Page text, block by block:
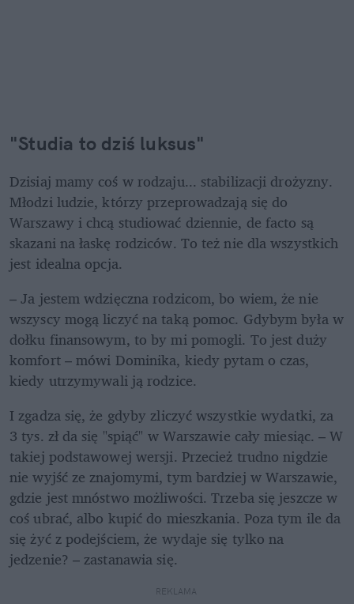
"Studia to dziś luksus"
Dzisiaj mamy coś w rodzaju... stabilizacji drożyzny.
Młodzi ludzie, którzy przeprowadzają się do
Warszawy i chcą studiować dziennie, de facto są
skazani na łaskę rodziców. To też nie dla wszystkich
jest idealna opcja.
– Ja jestem wdzięczna rodzicom, bo wiem, że nie
wszyscy mogą liczyć na taką pomoc. Gdybym była w
dołku finansowym, to by mi pomogli. To jest duży
komfort – mówi Dominika, kiedy pytam o czas,
kiedy utrzymywali ją rodzice.
I zgadza się, że gdyby zliczyć wszystkie wydatki, za
3 tys. zł da się "spiąć" w Warszawie cały miesiąc. – W
takiej podstawowej wersji. Przecież trudno nigdzie
nie wyjść ze znajomymi, tym bardziej w Warszawie,
gdzie jest mnóstwo możliwości. Trzeba się jeszcze w
coś ubrać, albo kupić do mieszkania. Poza tym ile da
się żyć z podejściem, że wydaje się tylko na
jedzenie? – zastanawia się.
REKLAMA